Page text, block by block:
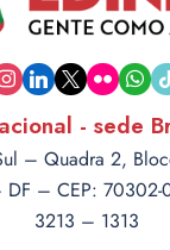
linkedin
x flickr
- sede
– Quadra 2,
– CEP: 70302-
3213 – 1313